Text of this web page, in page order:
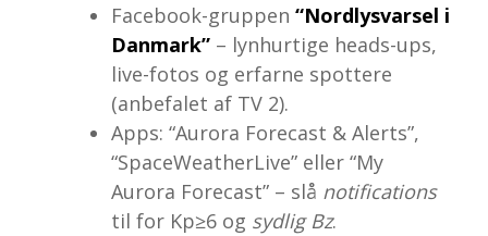
Facebook-gruppen“Nordlysvarsel i
Danmark” – lynhurtige heads-ups,
live-fotos og erfarne spottere
(anbefalet af TV 2).
Apps: “Aurora Forecast & Alerts”,
“SpaceWeatherLive” eller “My
Aurora Forecast” – slå notifications
til for Kp≥6 og sydlig Bz.